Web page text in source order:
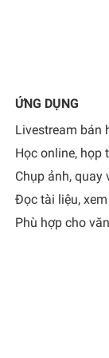
ỨNG DỤNG
Livestream bán
Học online, họp
Chụp ảnh, quay
Đọc tài liệu,
Phù hợp cho